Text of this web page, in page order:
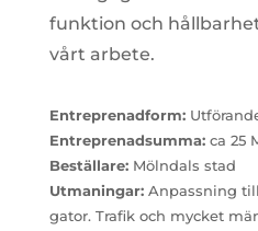
funktion och
vårt arbete.
Entreprenadform:
Entreprenadsumma:ca 25
Beställare:Mölndals stad
Utmaningar:Anpassning
gator. Trafik och mycket